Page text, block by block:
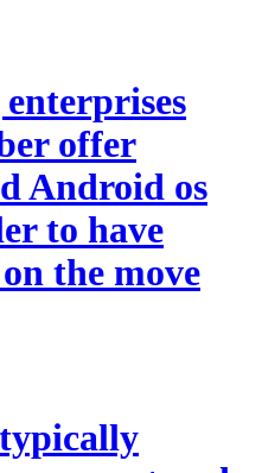
offer
Android os
to have
the move